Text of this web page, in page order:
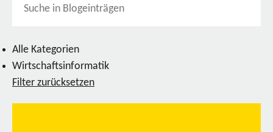
Alle Kategorien
Wirtschaftsinformatik
Filter zurücksetzen